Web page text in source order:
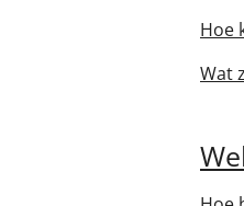
Hoe
Wat